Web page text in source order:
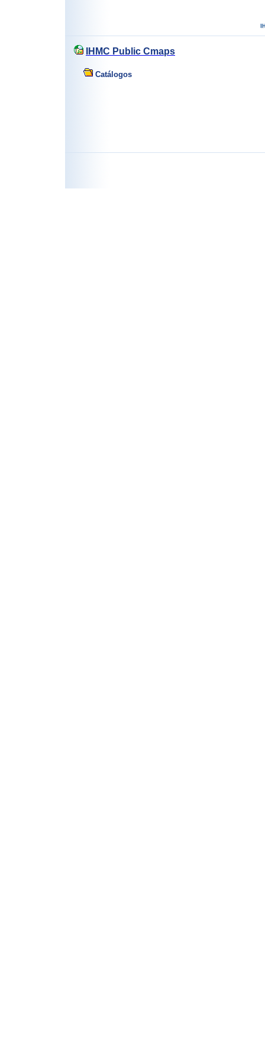
IHMC Public Cmaps
Catálogos